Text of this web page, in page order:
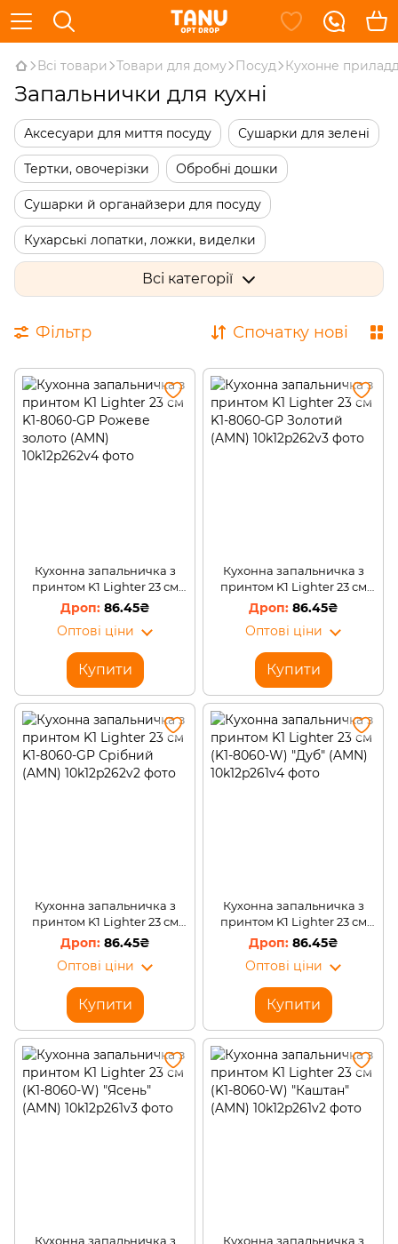
Всі товари Товари для дому Посуд Кухонне
Запальнички для кухні
Аксесуари для миття посуду Сушарки для зелені
Тертки, овочерізки Обробні дошки
Сушарки й органайзери для посуду
Кухарські лопатки, ложки, виделки
Кондитерське приладдя Кухонні термометри
Підставки, тримачі
Миски та ємності для змішування Форми
Друшляки та сита Овочечистки
Локшинорізка і машинки для тіста
Запальнички для кухні Ступки
Відокремлювачі кісточок
Всі категорії
Фільтр Спочатку нові
Кухонна запальничка з
принтом K1 Lighter 23 см
K1-8060-GP Рожеве золото
86.45₴
Оптові ціни
Купити
Кухонна запальничка з
принтом K1 Lighter 23 см
K1-8060-GP Золотий (AMN)
86.45₴
Оптові ціни
Купити
Кухонна запальничка з
принтом K1 Lighter 23 см
K1-8060-GP Срібний (AMN)
86.45₴
Оптові ціни
Купити
Кухонна запальничка з
принтом K1 Lighter 23 см
(K1-8060-W) "Дуб" (AMN)
86.45₴
Оптові ціни
Купити
Кухонна запальничка з
Кухонна запальничка з